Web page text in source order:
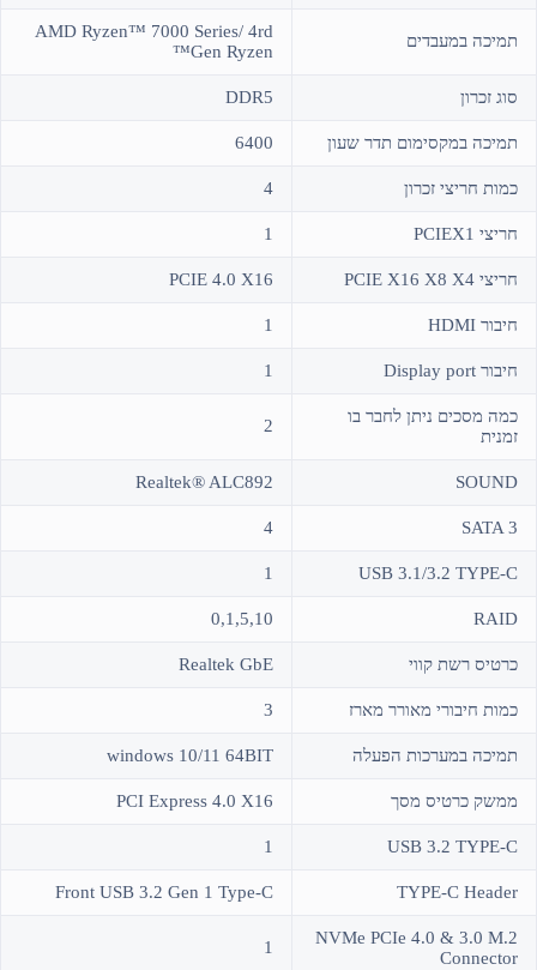
תמיכה במעבדים
AMD Ryzen™ 7000 Series/ 4rd
Gen Ryzen™
סוג זכרון DDR5
תמיכה במקסימום תדר שעון 6400
כמות חריצי זכרון 4
חריצי PCIEX1 1
חריצי PCIE X16 X8 X4 PCIE 4.0 X16
חיבור HDMI 1
חיבור Display port 1
כמה מסכים ניתן לחבר בו
זמנית
2
SOUND
Realtek® ALC892
SATA 3
4
USB 3.1/3.2 TYPE-C
1
RAID
0,1,5,10
כרטיס רשת קווי Realtek GbE
כמות חיבורי מאורר מארז 3
תמיכה במערכות הפעלה windows 10/11 64BIT
ממשק כרטיס מסך PCI Express 4.0 X16
USB 3.2 TYPE-C
1
TYPE-C Header
Front USB 3.2 Gen 1 Type-C
NVMe PCIe 4.0 & 3.0 M.2
Connector
1